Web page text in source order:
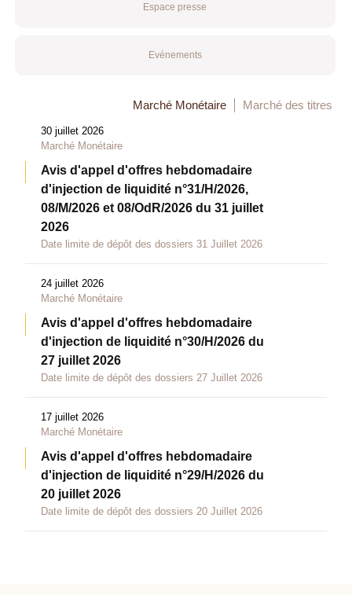
Espace presse
Evénements
Marché Monétaire Marché des titres
30 juillet 2026
Marché Monétaire
Avis d'appel d'offres hebdomadaire
d'injection de liquidité n°31/H/2026,
08/M/2026 et 08/OdR/2026 du 31 juillet
2026
Date limite de dépôt des dossiers 31 Juillet 2026
24 juillet 2026
Marché Monétaire
Avis d'appel d'offres hebdomadaire
d'injection de liquidité n°30/H/2026 du
27 juillet 2026
Date limite de dépôt des dossiers 27 Juillet 2026
17 juillet 2026
Marché Monétaire
Avis d'appel d'offres hebdomadaire
d'injection de liquidité n°29/H/2026 du
20 juillet 2026
Date limite de dépôt des dossiers 20 Juillet 2026